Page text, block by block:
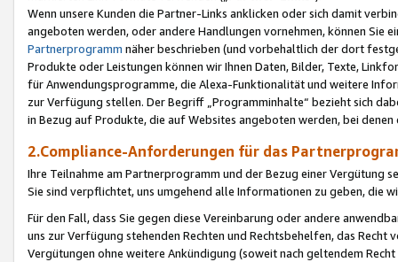
Wenn unsere Kunden die Partner-Links anklicken oder sich damit
angeboten werden, oder andere Handlungen vornehmen, können Sie
Partnerprogramm näher beschrieben (und vorbehaltlich der dort
Produkte oder Leistungen können wir Ihnen Daten, Bilder, Texte,
für Anwendungsprogramme, die Alexa-Funktionalität und weitere
zur Verfügung stellen. Der Begriff „Programminhalte“ bezieht sich
in Bezug auf Produkte, die auf Websites angeboten werden, bei
2.Compliance-Anforderungen für das
Ihre Teilnahme am Partnerprogramm und der Bezug einer Vergütung
Sie sind verpflichtet, uns umgehend alle Informationen zu geben, die
Für den Fall, dass Sie gegen diese Vereinbarung oder andere
uns zur Verfügung stehenden Rechten und Rechtsbehelfen, das
Vergütungen ohne weitere Ankündigung (soweit nach geltendem